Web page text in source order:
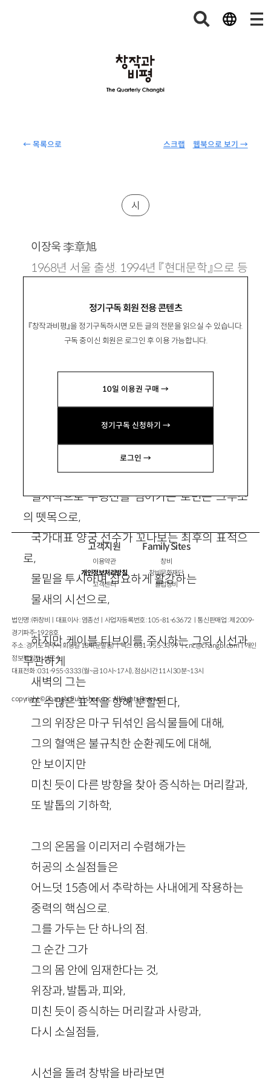
← 목록으로 웹북으로 보기 →
스크랩
정기구독 회원 전용 콘텐츠
『창작과비평』을 정기구독하시면 모든 글의 전문을 읽으실 수 있습니다.
구독 중이신 회원은 로그인 후 이용 가능합니다.
10일 이용권 구매 →
정기구독 신청하기 →
로그인 →
시
이장욱 李章旭
1968년 서울 출생. 1994년 『현대문학』으로 등
oblako@hanmail.net
기하학적 구도
그는 한없이 환원된다, 단 하나의 점으로,
필사적으로 수평선을 넘어가는 로빈슨 크루소
의 뗏목으로,
국가대표 양궁 선수가 꼬나보는 최후의 표적으
로,
물밑을 투시하며 집요하게 활강하는
물새의 시선으로,
하지만 케이블 티브이를 주시하는 그의 시선과
무관하게
새벽의 그는
또 수많은 표적을 향해 분할된다,
그의 위장은 마구 뒤섞인 음식물들에 대해,
그의 혈액은 불규칙한 순환궤도에 대해,
안 보이지만
미친 듯이 다른 방향을 찾아 증식하는 머리칼과,
또 발톱의 기하학,
그의 온몸을 이리저리 수렴해가는
허공의 소실점들은
어느덧 15층에서 추락하는 사내에게 작용하는
중력의 핵심으로.
그를 가두는 단 하나의 점.
그 순간 그가
그의 몸 안에 임재한다는 것,
위장과, 발톱과, 피와,
미친 듯이 증식하는 머리칼과 사랑과,
다시 소실점들,
시선을 돌려 창밖을 바라보면
고객지원
이용약관
개인정보처리방침
고객센터
Family Sites
창비
창비문화재단
클럽창비
법인명 : ㈜창비ㅣ대표이사 : 염종선ㅣ사업자등록번호 : 105-81-63672ㅣ통신판매업 : 제 2009-
경기파주-1928호
주소 : 경기도 파주시 회동길 184(문발동)ㅣ팩스 : 031-955-3399 ㅣcnc@changbi.comㅣ개인
정보책임자 : 신문수
대표전화 : 031-955-3333(월~금 10시~17시), 점심시간 11시 30분~13시
copyright © Changbi Publishers, inc. All Rights Reserved.